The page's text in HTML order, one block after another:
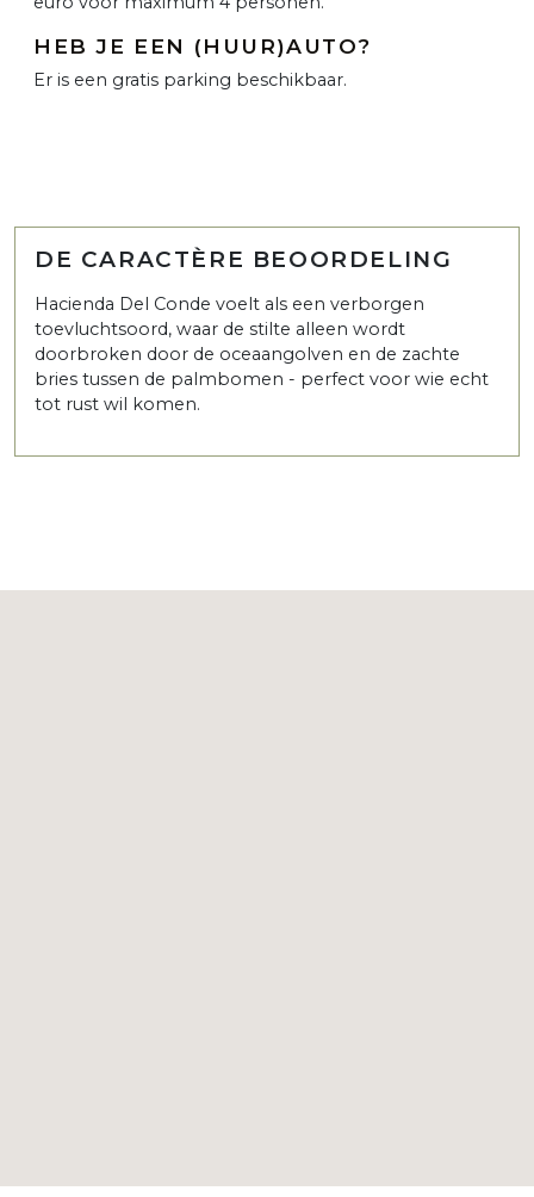
HEB JE EEN (HUUR)AUTO?
Er is een gratis parking beschikbaar.
DE CARACTÈRE BEOORDELING
Hacienda Del Conde voelt als een verborgen
toevluchtsoord, waar de stilte alleen wordt
doorbroken door de oceaangolven en de zachte
bries tussen de palmbomen - perfect voor wie echt
tot rust wil komen.